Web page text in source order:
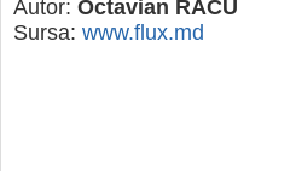
Autor: Octavian RACU
Sursa: www.flux.md